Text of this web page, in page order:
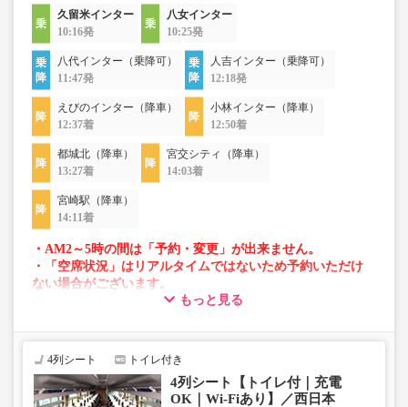
久留米インター
10:16発
八女インター
10:25発
八代インター（乗降可）
11:47発
人吉インター（乗降可）
12:18発
えびのインター（降車）
12:37着
小林インター（降車）
12:50着
都城北（降車）
13:27着
宮交シティ（降車）
14:03着
宮崎駅（降車）
14:11着
・AM2～5時の間は「予約・変更」が出来ません。
・「空席状況」はリアルタイムではないため予約いただけ
ない場合がございます。
・車両は予告なく変更となる場合がございます。これに伴
で、あらかじめご了承ください。
もっと見る
4列シート トイレ付き
4列シート【トイレ付｜充電
OK｜Wi-Fiあり】／西日本